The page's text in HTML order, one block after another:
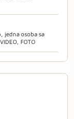
jedna osoba sa
FOTO